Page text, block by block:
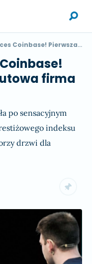
kryptowalutowa firma w S&P 500
firma
po sensacyjnym
indeksu
drzwi dla